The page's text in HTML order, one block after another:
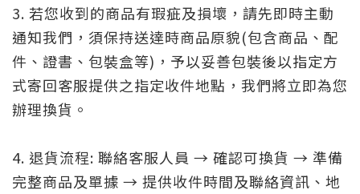
3. 若您收到的商品有瑕疵及損壞，請先即時主動
通知我們，須保持送達時商品原貌(包含商品、配
件、證書、包裝盒等)，予以妥善包裝後以指定方
式寄回客服提供之指定收件地點，我們將立即為您
辦理換貨。
4. 退貨流程: 聯絡客服人員 → 確認可換貨 → 準備
完整商品及單據 → 提供收件時間及聯絡資訊、地